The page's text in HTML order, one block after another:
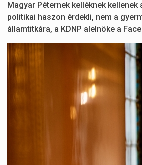
Magyar Péternek kelléknek
politikai haszon érdekli, nem a
államtitkára, a KDNP alelnöke a